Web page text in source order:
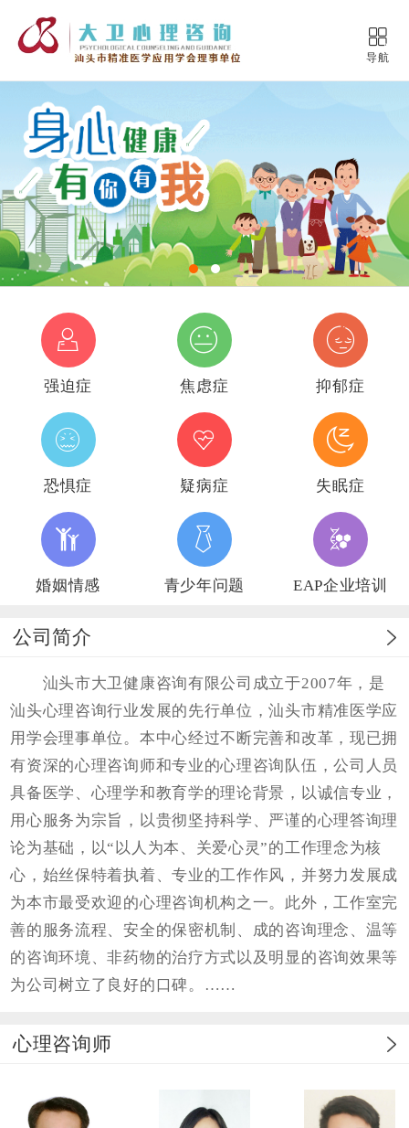
导航
强迫症 焦虑症 抑郁症
恐惧症 疑病症 失眠症
婚姻情感 青少年问题 EAP企业培训
公司简介
汕头市大卫健康咨询有限公司成立于2007年，是
汕头心理咨询行业发展的先行单位，汕头市精准医学应
用学会理事单位。本中心经过不断完善和改革，现已拥
有资深的心理咨询师和专业的心理咨询队伍，公司人员
具备医学、心理学和教育学的理论背景，以诚信专业，
用心服务为宗旨，以贵彻坚持科学、严谨的心理答询理
论为基础，以“以人为本、关爱心灵”的工作理念为核
心，始丝保特着执着、专业的工作作风，并努力发展成
为本市最受欢迎的心理咨询机构之一。此外，工作室完
善的服务流程、安全的保密机制、成的咨询理念、温等
的咨询环境、非药物的治疗方式以及明显的咨询效果等
为公司树立了良好的口碑。……
心理咨询师